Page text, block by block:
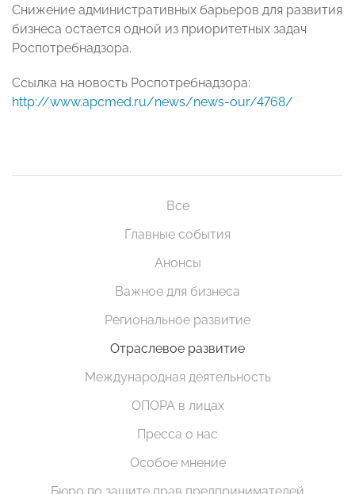
Снижение административных барьеров для развития
бизнеса остается одной из приоритетных задач
Роспотребнадзора.
Ссылка на новость Роспотребнадзора:
http://www.apcmed.ru/news/news-our/4768/
Все
Главные события
Анонсы
Важное для бизнеса
Региональное развитие
Отраслевое развитие
Международная деятельность
ОПОРА в лицах
Пресса о нас
Особое мнение